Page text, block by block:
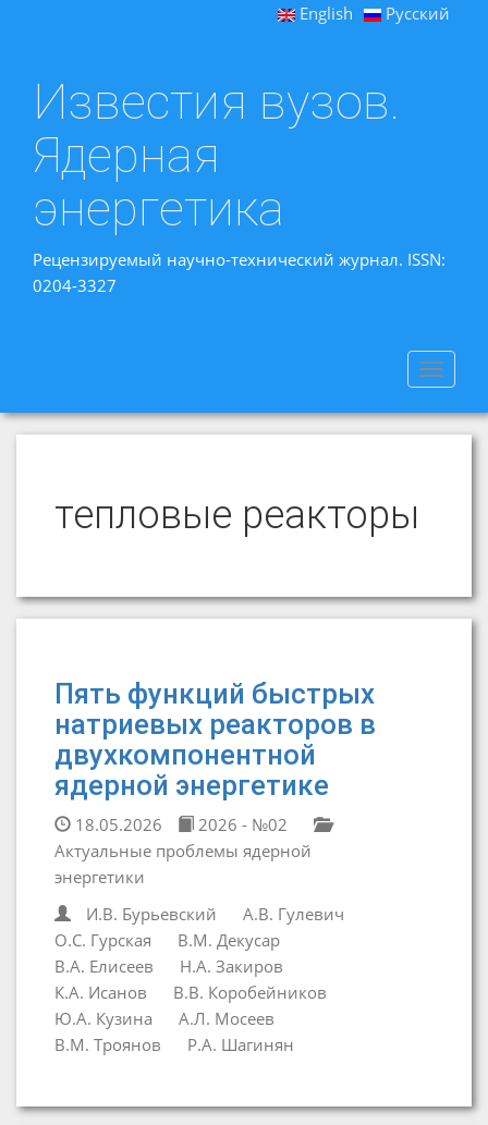
English Русский
Известия вузов.
Ядерная
энергетика
Рецензируемый научно-технический журнал. ISSN:
0204-3327
Toggle
тепловые реакторы
Пять функций быстрых
натриевых реакторов в
двухкомпонентной
ядерной энергетике
18.05.2026
2026 - №02
Актуальные проблемы ядерной
энергетики
И.В. Бурьевский
А.В. Гулевич
О.С. Гурская
В.М. Декусар
В.А. Елисеев
Н.А. Закиров
К.А. Исанов
В.В. Коробейников
Ю.А. Кузина
А.Л. Мосеев
В.М. Троянов
Р.А. Шагинян